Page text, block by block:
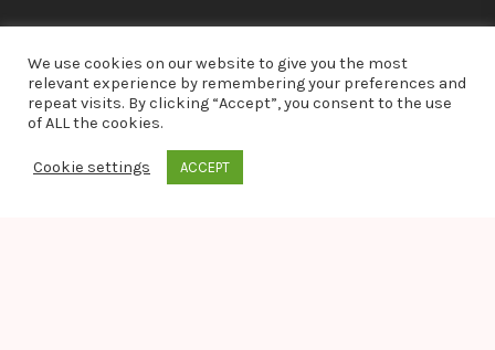
© 2026 Ladies Bodyfashion. hosted by:
We use cookies on our website to give you the most
relevant experience by remembering your preferences and
repeat visits. By clicking “Accept”, you consent to the use
of ALL the cookies.
Cookie settings ACCEPT